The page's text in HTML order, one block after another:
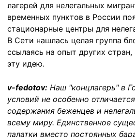
лагерей для нелегальных
временных пунктов в России
стационарные центры для
В Сети нашлась целая группа
ссылаясь на опыт других
эту идею.
v-fedotov: Наш "концлагерь" в
условий не особенно
содержания беженцев и
всему миру. Единственное
палатки вместо постоянных